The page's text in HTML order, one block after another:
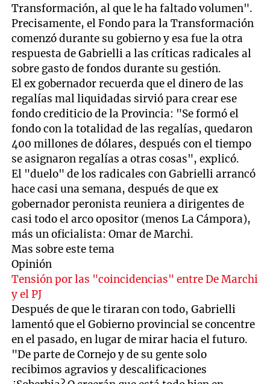
Transformación, al que le ha faltado volumen".
Precisamente, el Fondo para la Transformación
comenzó durante su gobierno y esa fue la otra
respuesta de Gabrielli a las críticas radicales al
sobre gasto de fondos durante su gestión.
El ex gobernador recuerda que el dinero de las
regalías mal liquidadas sirvió para crear ese
fondo crediticio de la Provincia: "Se formó el
fondo con la totalidad de las regalías, quedaron
400 millones de dólares, después con el tiempo
se asignaron regalías a otras cosas", explicó.
El "duelo" de los radicales con Gabrielli arrancó
hace casi una semana, después de que ex
gobernador peronista reuniera a dirigentes de
casi todo el arco opositor (menos La Cámpora),
más un oficialista: Omar de Marchi.
Mas sobre este tema
Opinión
Tensión por las "coincidencias" entre De Marchi
y el PJ
Después de que le tiraran con todo, Gabrielli
lamentó que el Gobierno provincial se concentre
en el pasado, en lugar de mirar hacia el futuro.
"De parte de Cornejo y de su gente solo
recibimos agravios y descalificaciones